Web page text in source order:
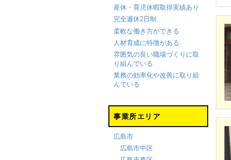
産休・育児休暇取得実績あり
完全週休2日制
柔軟な働き方ができる
人材育成に特徴がある
雰囲気の良い職場づくりに取
り組んでいる
業務の効率化や改善に取り組
んでいる
事業所エリア
広島市
広島市中区